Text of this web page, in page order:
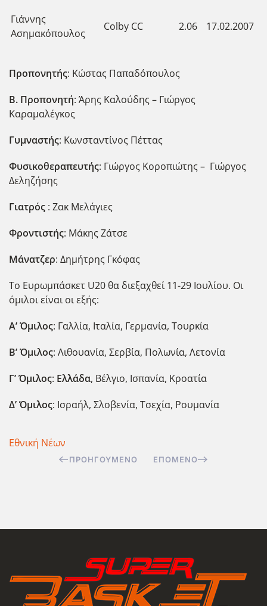
Γιάννης
Ασημακόπουλος
Colby CC 2.06 17.02.2007
Προπονητής: Κώστας Παπαδόπουλος
Β. Προπονητή: Άρης Καλούδης – Γιώργος
Καραμαλέγκος
Γυμναστής: Κωνσταντίνος Πέττας
Φυσικοθεραπευτής: Γιώργος Κοροπιώτης – Γιώργος
Δεληζήσης
Γιατρός : Ζακ Μελάγιες
Φροντιστής: Μάκης Ζάτσε
Μάνατζερ: Δημήτρης Γκόφας
Το Ευρωμπάσκετ U20 θα διεξαχθεί 11-29 Ιουλίου. Οι
όμιλοι είναι οι εξής:
Α’ Όμιλος: Γαλλία, Ιταλία, Γερμανία, Τουρκία
Β’ Όμιλος: Λιθουανία, Σερβία, Πολωνία, Λετονία
Γ’ Όμιλος: Ελλάδα, Βέλγιο, Ισπανία, Κροατία
Δ’ Όμιλος: Ισραήλ, Σλοβενία, Τσεχία, Ρουμανία
Εθνική Νέων
ΠΡΟΗΓΟΎΜΕΝΟ ΕΠΌΜΕΝΟ